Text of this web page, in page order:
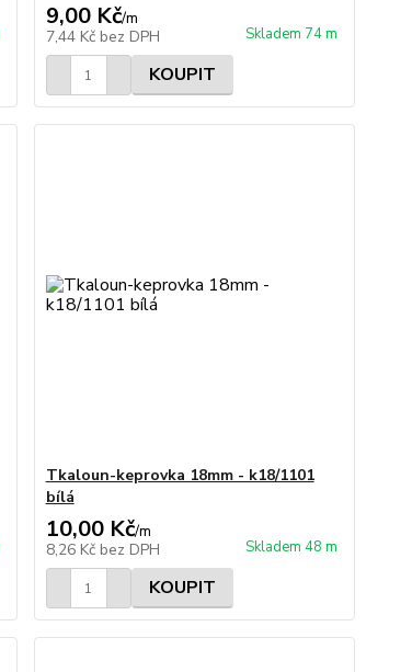
9,00 Kč/m
7,44 Kč bez DPH Skladem 74 m
KOUPIT
Tkaloun-keprovka 18mm - k18/1101
bílá
10,00 Kč/m
8,26 Kč bez DPH Skladem 48 m
KOUPIT